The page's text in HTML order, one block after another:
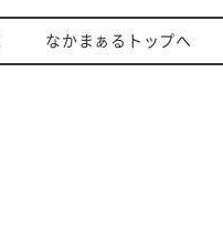
なかまぁるトップへ